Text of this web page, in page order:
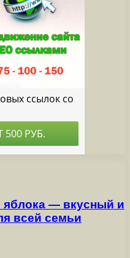
яблока — вкусный и
всей семьи